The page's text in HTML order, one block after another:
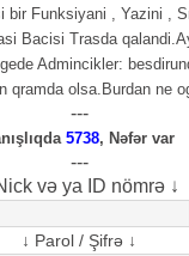
bir Funksiyani , Yazini ,
Bacisi Trasda
Admincikler:
qramda olsa.Burdan ne
---
5738, Nəfər var
---
və ya ID nömrə ↓
↓ Parol / Şifrə ↓